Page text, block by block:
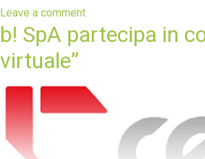
Leave a comment
b! SpA partecipa in
virtuale”